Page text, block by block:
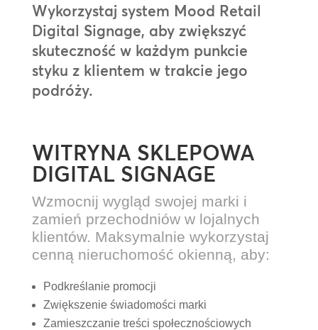
Wykorzystaj system Mood Retail
Digital Signage, aby zwiększyć
skuteczność w każdym punkcie
styku z klientem w trakcie jego
podróży.
WITRYNA SKLEPOWA
DIGITAL SIGNAGE
Wzmocnij wygląd swojej marki i
zamień przechodniów w lojalnych
klientów. Maksymalnie wykorzystaj
cenną nieruchomość okienną, aby:
Podkreślanie promocji
Zwiększenie świadomości marki
Zamieszczanie treści społecznościowych